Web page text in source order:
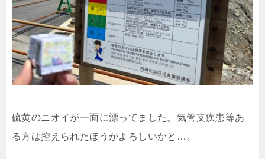
硫黄のニオイが一面に漂ってました。気管支疾患等あ
る方は控えられたほうがよろしいかと…。